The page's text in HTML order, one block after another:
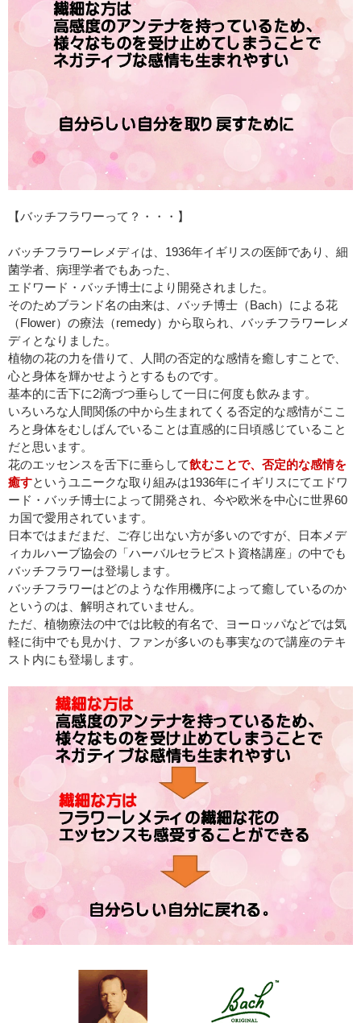
【バッチフラワーって？・・・】
バッチフラワーレメディは、1936年イギリスの医師であり、細
菌学者、病理学者でもあった、
エドワード・バッチ博士により開発されました。
そのためブランド名の由来は、バッチ博士（Bach）による花
（Flower）の療法（remedy）から取られ、バッチフラワーレメ
ディとなりました。
植物の花の力を借りて、人間の否定的な感情を癒しすことで、
心と身体を輝かせようとするものです。
基本的に舌下に2滴づつ垂らして一日に何度も飲みます。
いろいろな人間関係の中から生まれてくる否定的な感情がここ
ろと身体をむしばんでいることは直感的に日頃感じていること
だと思います。
花のエッセンスを舌下に垂らして飲むことで、否定的な感情を
癒すというユニークな取り組みは1936年にイギリスにてエドワ
ード・バッチ博士によって開発され、今や欧米を中心に世界60
カ国で愛用されています。
日本ではまだまだ、ご存じ出ない方が多いのですが、日本メデ
ィカルハーブ協会の「ハーバルセラピスト資格講座」の中でも
バッチフラワーは登場します。
バッチフラワーはどのような作用機序によって癒しているのか
というのは、解明されていません。
ただ、植物療法の中では比較的有名で、ヨーロッパなどでは気
軽に街中でも見かけ、ファンが多いのも事実なので講座のテキ
スト内にも登場します。